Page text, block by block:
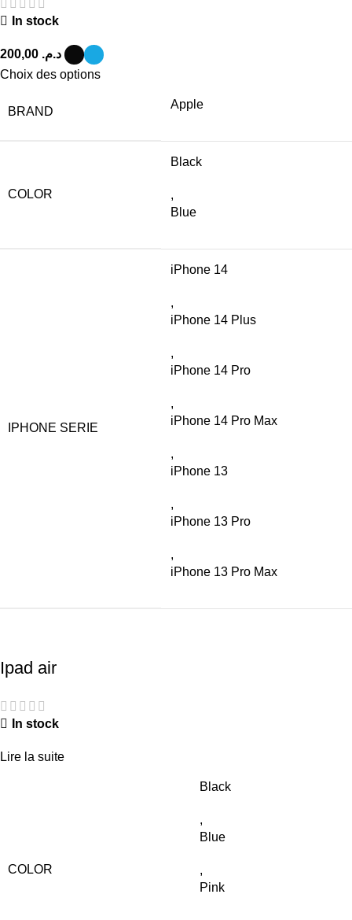
In stock
د.م.
Choix des options
BRAND
Apple
COLOR
Black
,
Blue
IPHONE SERIE
iPhone 14
,
iPhone 14 Plus
,
iPhone 14 Pro
,
iPhone 14 Pro Max
,
iPhone 13
,
iPhone 13 Pro
,
iPhone 13 Pro Max
Ipad air
In stock
Lire la suite
COLOR
Black
,
Blue
,
Pink